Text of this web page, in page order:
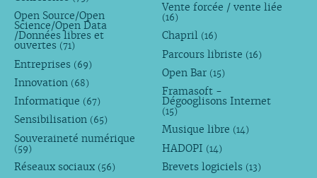
Open Source/Open
Science/Open Data
/Données libres et
ouvertes (71)
Entreprises (69)
Innovation (68)
Informatique (67)
Sensibilisation (65)
Souveraineté numérique
(59)
Réseaux sociaux (56)
Vente forcée / vente liée
(16)
Chapril (16)
Parcours libriste (16)
Open Bar (15)
Framasoft -
Dégooglisons Internet
(15)
Musique libre (14)
HADOPI (14)
Brevets logiciels (13)